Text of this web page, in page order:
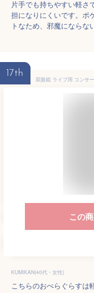
片手でも持ちやすい軽さ
担になりにくいです。ポ
トなため、邪魔にならな
17th
この
KUMIKAN(40代・女性)
こちらのおぺらぐらすは